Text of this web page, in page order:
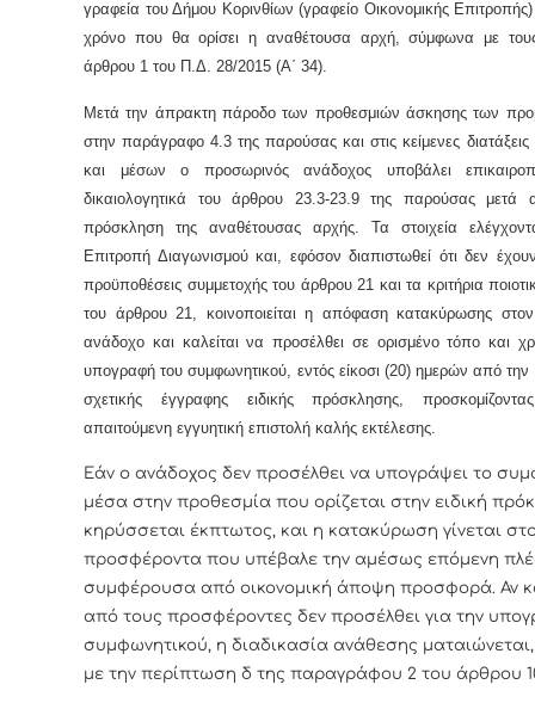
γραφεία του Δήμου Κορινθίων (γραφείο Οικονομικής
χρόνο που θα ορίσει η αναθέτουσα αρχή, σύμφωνα με
άρθρου 1 του Π.Δ. 28/2015 (Α΄ 34).
Μετά την άπρακτη πάροδο των προθεσμιών άσκησης των
στην παράγραφο 4.3 της παρούσας και στις κείμενες
και μέσων ο προσωρινός ανάδοχος υποβάλει
δικαιολογητικά του άρθρου 23.3-23.9 της παρούσας μετά
πρόσκληση της αναθέτουσας αρχής. Τα στοιχεία
Επιτροπή Διαγωνισμού και, εφόσον διαπιστωθεί ότι δεν έχουν
προϋποθέσεις συμμετοχής του άρθρου 21 και τα κριτήρια
του άρθρου 21, κοινοποιείται η απόφαση κατακύρωσης
ανάδοχο και καλείται να προσέλθει σε ορισμένο τόπο και
υπογραφή του συμφωνητικού, εντός είκοσι (20) ημερών από την
σχετικής έγγραφης ειδικής πρόσκλησης,
απαιτούμενη εγγυητική επιστολή καλής εκτέλεσης.
Εάν ο ανάδοχος δεν προσέλθει να υπογράψει το
μέσα στην προθεσμία που ορίζεται στην ειδική
κηρύσσεται έκπτωτος, και η κατακύρωση γίνεται
προσφέροντα που υπέβαλε την αμέσως επόμενη
συμφέρουσα από οικονομική άποψη προσφορά. Αν
από τους προσφέροντες δεν προσέλθει για την
συμφωνητικού, η διαδικασία ανάθεσης
με την περίπτωση δ της παραγράφου 2 του άρθρου